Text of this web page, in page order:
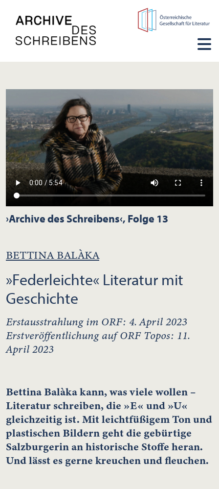
›Archive des Schreibens‹, Folge 13
BETTINA BALÀKA
»Federleichte« Literatur mit
Geschichte
Erstausstrahlung im ORF: 4. April 2023
Erstveröffentlichung auf ORF Topos: 11.
April 2023
Bettina Balàka kann, was viele wollen –
Literatur schreiben, die »E« und »U«
gleichzeitig ist. Mit leichtfüßigem Ton und
plastischen Bildern geht die gebürtige
Salzburgerin an historische Stoffe heran.
Und lässt es gerne kreuchen und fleuchen.